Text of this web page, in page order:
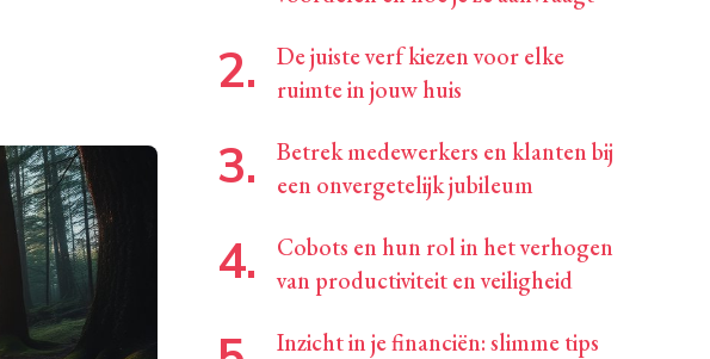
De juiste verf kiezen voor elke
ruimte in jouw huis
Betrek medewerkers en klanten bij
een onvergetelijk jubileum
Cobots en hun rol in het verhogen
van productiviteit en veiligheid
Inzicht in je financiën: slimme tips